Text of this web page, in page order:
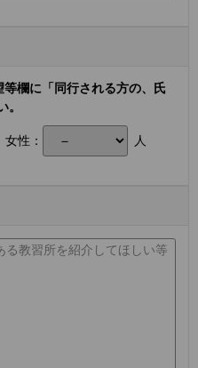
欄に「同行される方の、氏
女性： 人